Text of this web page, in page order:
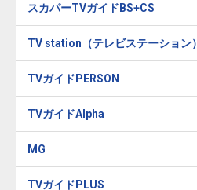
スカパーTVガイドBS+CS
TV station（テレビステーション）
TVガイドPERSON
TVガイドAlpha
MG
TVガイドPLUS